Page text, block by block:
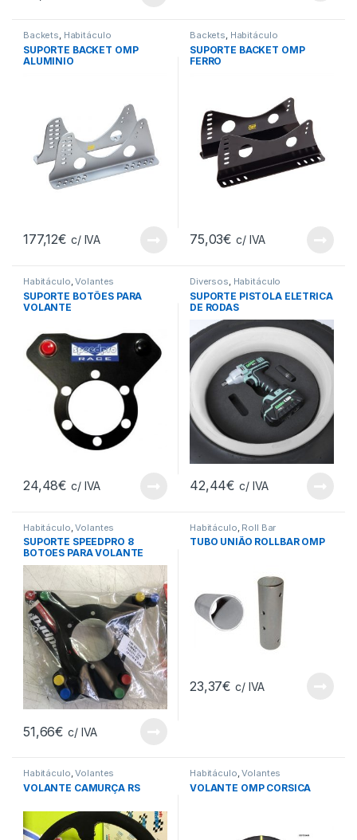
Backets, Habitáculo
SUPORTE BACKET OMP
ALUMINIO
177,12€ c/ IVA
Backets, Habitáculo
SUPORTE BACKET OMP
FERRO
75,03€ c/ IVA
Habitáculo,Volantes
SUPORTE BOTÕES PARA
VOLANTE
24,48€ c/ IVA
Diversos, Habitáculo
SUPORTE PISTOLA ELETRICA
DE RODAS
42,44€ c/ IVA
Habitáculo ,Volantes
SUPORTE SPEEDPRO 8
BOTOES PARA VOLANTE
51,66€ c/ IVA
Habitáculo Roll Bar
TUBO UNIÃO ROLLBAR OMP
23,37€ c/ IVA
Habitáculo,Volantes
VOLANTE CAMURÇA RS
Habitáculo,Volantes
VOLANTE OMP CORSICA